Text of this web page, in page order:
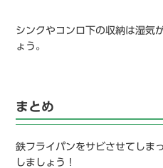
シンクやコンロ下の収納は湿気
ょう。
まとめ
鉄フライパンをサビさせてしま
しましょう！